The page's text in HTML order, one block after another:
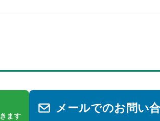
ます
メールでのお問い